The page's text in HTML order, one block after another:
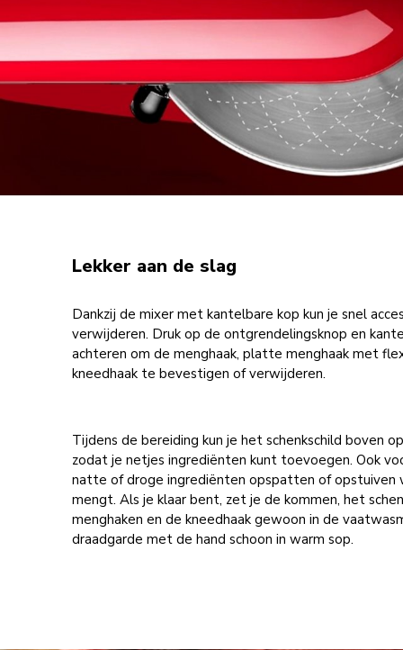
Lekker aan de slag
Dankzij de mixer met kantelbare kop kun je snel
verwijderen. Druk op de ontgrendelingsknop en
achteren om de menghaak, platte menghaak met
kneedhaak te bevestigen of verwijderen.
Tijdens de bereiding kun je het schenkschild boven
zodat je netjes ingrediënten kunt toevoegen. Ook
natte of droge ingrediënten opspatten of opstuiven
mengt. Als je klaar bent, zet je de kommen, het
menghaken en de kneedhaak gewoon in de
draadgarde met de hand schoon in warm sop.